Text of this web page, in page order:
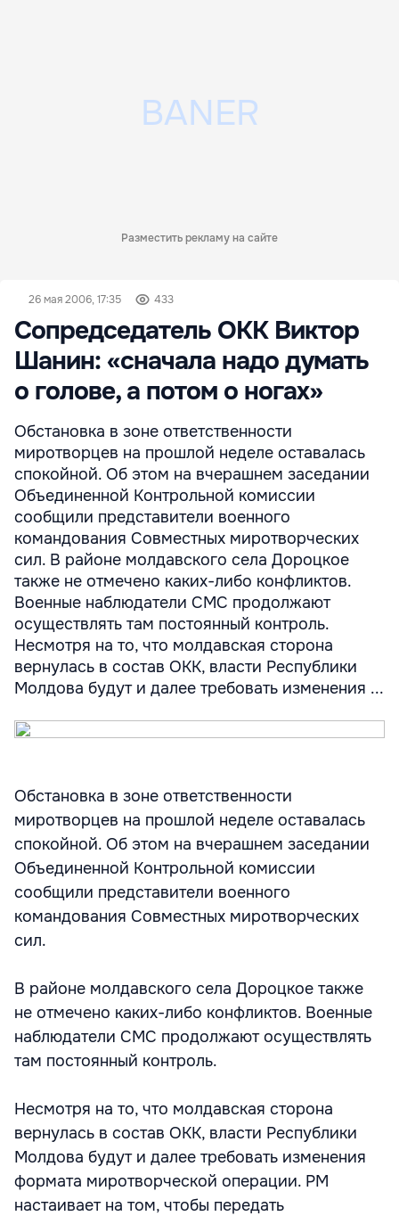
Разместить рекламу на сайте
26 мая 2006, 17:35 433
Сопредседатель ОКК Виктор
Шанин: «сначала надо думать
о голове, а потом о ногах»
Обстановка в зоне ответственности
миротворцев на прошлой неделе оставалась
спокойной. Об этом на вчерашнем заседании
Объединенной Контрольной комиссии
сообщили представители военного
командования Совместных миротворческих
сил. В районе молдавского села Дороцкое
также не отмечено каких-либо конфликтов.
Военные наблюдатели СМС продолжают
осуществлять там постоянный контроль.
Несмотря на то, что молдавская сторона
вернулась в состав ОКК, власти Республики
Молдова будут и далее требовать изменения ...
Обстановка в зоне ответственности
миротворцев на прошлой неделе оставалась
спокойной. Об этом на вчерашнем заседании
Объединенной Контрольной комиссии
сообщили представители военного
командования Совместных миротворческих
сил.
В районе молдавского села Дороцкое также
не отмечено каких-либо конфликтов. Военные
наблюдатели СМС продолжают осуществлять
там постоянный контроль.
Несмотря на то, что молдавская сторона
вернулась в состав ОКК, власти Республики
Молдова будут и далее требовать изменения
формата миротворческой операции. РМ
настаивает на том, чтобы передать